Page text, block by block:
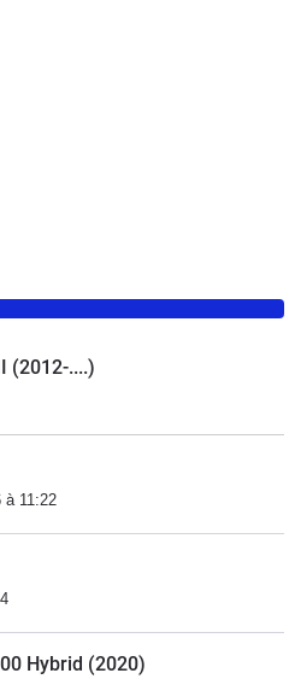
(2012-....)
à 11:22
Hybrid (2020)